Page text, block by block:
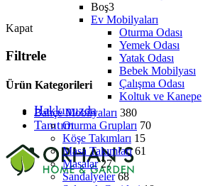
Boş3
Ev Mobilyaları
Oturma Odası
Yemek Odası
Yatak Odası
Bebek Mobilyası
Çalışma Odası
Koltuk ve Kanepe
Hakkımızda
Tanıtım
Kapat
Filtrele
Ürün Kategorileri
Bahçe Mobilyaları 380
Oturma Grupları 70
Köşe Takımları 15
Masa Takımları 61
Masalar 27
Sandalyeler 68